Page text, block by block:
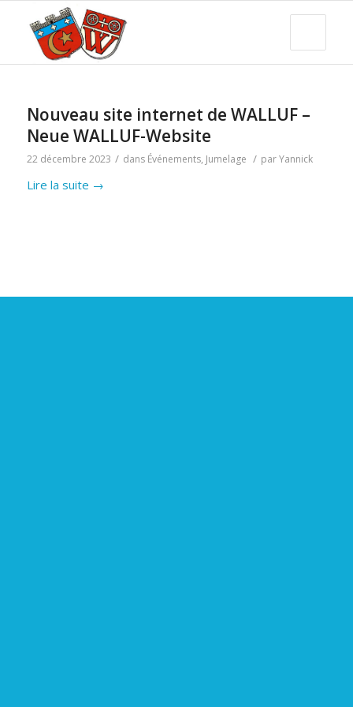
Nouveau site internet de WALLUF –
Neue WALLUF-Website
22 décembre 2023 / dans Événements, Jumelage / parYannick
Lire la suite →